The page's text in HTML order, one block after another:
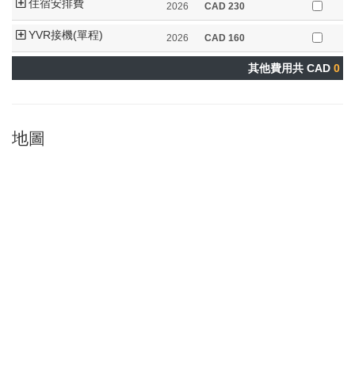
住宿安排費 2026 CAD 230
YVR接機(單程) 2026 CAD 160
其他費用共 CAD 0
地圖